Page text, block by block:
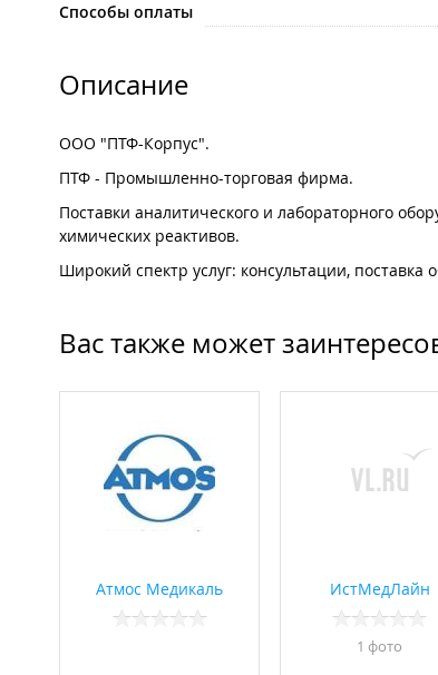
Способы оплаты
Описание
ООО "ПТФ-Корпус".
ПТФ - Промышленно-торговая фирма.
Поставки аналитического и лабораторного
химических реактивов.
Широкий спектр услуг: консультации,
Вас также может
Атмос Медикаль ИстМедЛайн
1 фото